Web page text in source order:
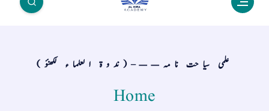
اک نسخہ کیمیا ساتھ لایا
علمی سیاحت نامہ——–(ندوۃ العلماء لکھنؤ)
Home